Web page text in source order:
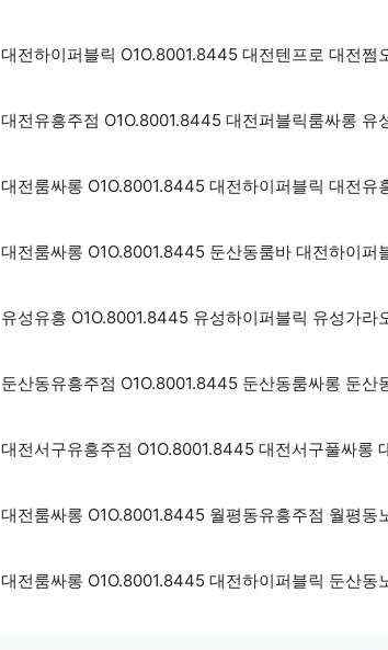
대전하이퍼블릭 O1O.8001.8445 대전텐프로 대전쩜
대전유흥주점 O1O.8001.8445 대전퍼블릭룸싸롱 유
대전룸싸롱 O1O.8001.8445 대전하이퍼블릭 대전유
대전룸싸롱 O1O.8001.8445 둔산동룸바 대전하이퍼
유성유흥 O1O.8001.8445 유성하이퍼블릭 유성가라
둔산동유흥주점 O1O.8001.8445 둔산동룸싸롱 둔산
대전서구유흥주점 O1O.8001.8445 대전서구풀싸롱
대전룸싸롱 O1O.8001.8445 월평동유흥주점 월평
대전룸싸롱 O1O.8001.8445 대전하이퍼블릭 둔산동